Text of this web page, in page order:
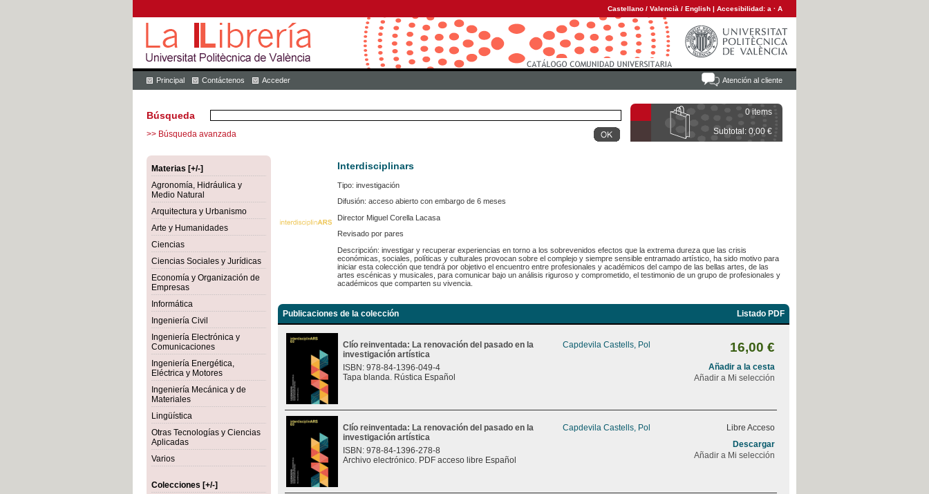
Castellano / Valencià / English | Accesibilidad: a · A
Atención al cliente
Principal Contáctenos Acceder
0 items
Subtotal: 0,00 €
Búsqueda
>> Búsqueda avanzada
Materias [+/-]
Agronomía, Hidráulica y
Medio Natural
Arquitectura y Urbanismo
Arte y Humanidades
Ciencias
Ciencias Sociales y Jurídicas
Economía y Organización de
Empresas
Informática
Ingeniería Civil
Ingeniería Electrónica y
Comunicaciones
Ingeniería Energética,
Eléctrica y Motores
Ingeniería Mecánica y de
Materiales
Lingüística
Otras Tecnologías y Ciencias
Aplicadas
Varios
Colecciones [+/-]
Interdisciplinars
Tipo: investigación
Difusión: acceso abierto con embargo de 6 meses
Director Miguel Corella Lacasa
Revisado por pares
Descripción: investigar y recuperar experiencias en torno a los sobrevenidos efectos que la extrema dureza que las crisis
económicas, sociales, políticas y culturales provocan sobre el complejo y siempre sensible entramado artístico, ha sido motivo para
iniciar esta colección que tendrá por objetivo el encuentro entre profesionales y académicos del campo de las bellas artes, de las
artes escénicas y musicales, para comunicar bajo un análisis riguroso y comprometido, el testimonio de un grupo de profesionales y
académicos que comparten su vivencia.
Publicaciones de la colección Listado PDF
Clío reinventada: La renovación del pasado en la
investigación artística
ISBN: 978-84-1396-049-4
Tapa blanda. Rústica Español
Capdevila Castells, Pol 16,00 €
Añadir a la cesta
Añadir a Mi selección
Clío reinventada: La renovación del pasado en la
investigación artística
ISBN: 978-84-1396-278-8
Archivo electrónico. PDF acceso libre Español
Capdevila Castells, Pol
Libre Acceso
Descargar
Añadir a Mi selección